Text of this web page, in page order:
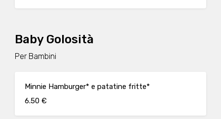
Baby Golosità
Per Bambini
Minnie Hamburger* e patatine fritte*
6.50 €